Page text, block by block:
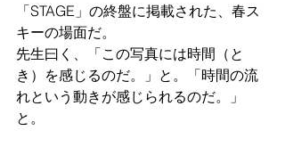
「STAGE」の終盤に掲載された、春ス
キーの場面だ。
先生曰く、「この写真には時間（と
き）を感じるのだ。」と。「時間の流
れという動きが感じられるのだ。」
と。